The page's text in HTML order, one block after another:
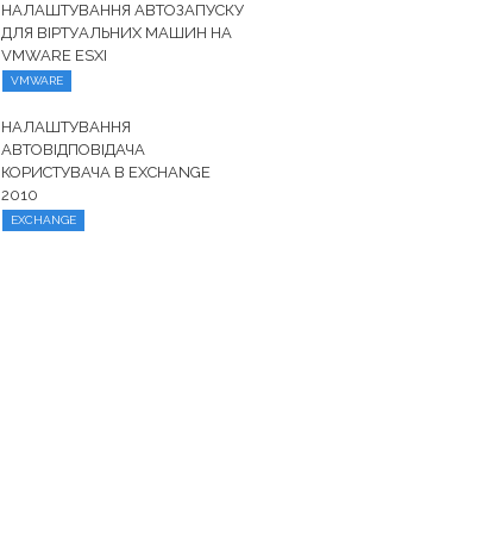
НАЛАШТУВАННЯ АВТОЗАПУСКУ
ДЛЯ ВІРТУАЛЬНИХ МАШИН НА
VMWARE ESXI
VMWARE
НАЛАШТУВАННЯ
АВТОВІДПОВІДАЧА
КОРИСТУВАЧА В EXCHANGE
2010
EXCHANGE